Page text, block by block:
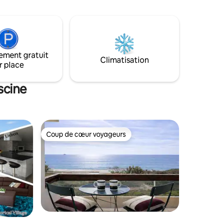
et
vous
la possibilité de découvrir les merveilles
d'Azenhas do Mar et de ses environs.
gratuit
place
Climatisation
Coup de cœur voyageurs
Coup de cœur voyageurs